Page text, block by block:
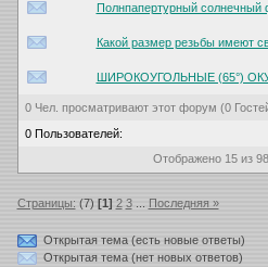
Полнпапертурный солнечный
Какой размер резьбы имеют
ШИРОКОУГОЛЬНЫЕ (65°)
0 Чел. просматривают этот форум (0
0 Пользователей:
Отображено 15 из
Страницы: (7) [1] 2 3... Последняя »
Открытая тема (есть новые ответы)
Открытая тема (нет новых ответов)